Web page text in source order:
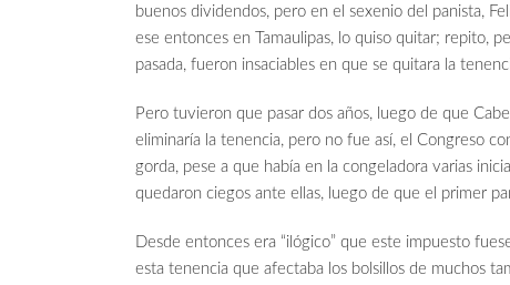
buenos dividendos, pero en el sexenio del panista,
ese entonces en Tamaulipas, lo quiso quitar; repito,
pasada, fueron insaciables en que se quitara la
Pero tuvieron que pasar dos años, luego de que
eliminaría la tenencia, pero no fue así, el Congreso
gorda, pese a que había en la congeladora varias
quedaron ciegos ante ellas, luego de que el primer
Desde entonces era “ilógico” que este impuesto
esta tenencia que afectaba los bolsillos de muchos